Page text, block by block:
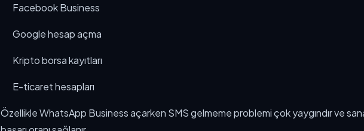
Facebook Business
Google hesap açma
Kripto borsa kayıtları
E-ticaret hesapları
Özellikle WhatsApp Business açarken SMS gelmeme problemi çok yaygındır ve